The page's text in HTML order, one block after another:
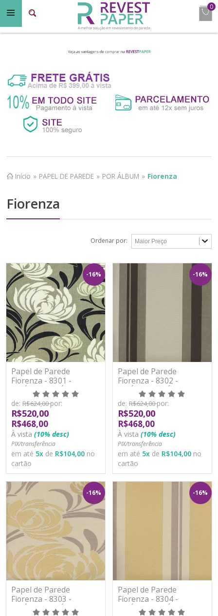
0
Início » PAPEL DE PAREDE » POR ÁLBUM » Fiorenza
Fiorenza
Ordenar por:
-16%
Papel de Parede
Fiorenza - 8301 -
VINÍLICO LAVÁVEL
de: R$624,00por:
R$520,00
R$468,00
À vista (10% desc)
PIX/transferência
em até 5x de R$104,00 no
cartão
-16%
Papel de Parede
Fiorenza - 8302 -
VINÍLICO LAVÁVEL
de: R$624,00por:
R$520,00
R$468,00
À vista (10% desc)
PIX/transferência
em até 5x de R$104,00 no
cartão
-16%
Papel de Parede
Fiorenza - 8303 -
VINÍLICO LAVÁVEL
-16%
Papel de Parede
Fiorenza - 8304 -
VINÍLICO LAVÁVEL